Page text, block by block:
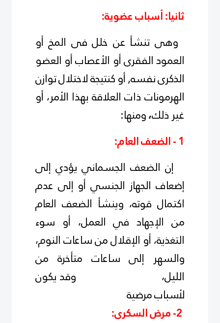
ثانيا: أسباب عضوية:
وهى تنشأ عن خلل فى المخ أو
العمود الفقرى أو الأعصاب أو العضو
الذكرى نفسه, أو كنتيجة لاختلال توازن
الهرمونات ذات العلاقة بهذا الأمر، أو
غير ذلك،ومنها:
1 - الضعف العام:
إن الضعف الجسماني يؤدي إلى
إضعاف الجهاز الجنسي أو إلى عدم
اكتمال قوته، وينشأ الضعف العام
من الإجهاد في العمل، أو سوء
التغذية، أو الإقلال من ساعات النوم،
والسهر إلى ساعات متأخرة من
الليل، وقد يكون
لأسباب مرضية
2- مرض السكرى: